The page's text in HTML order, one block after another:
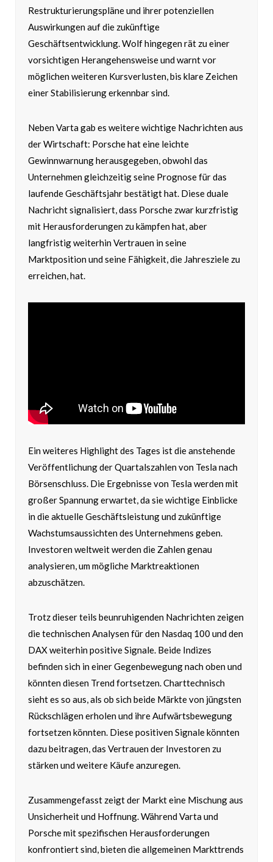
Restrukturierungspläne und ihrer potenziellen
Auswirkungen auf die zukünftige
Geschäftsentwicklung. Wolf hingegen rät zu einer
vorsichtigen Herangehensweise und warnt vor
möglichen weiteren Kursverlusten, bis klare Zeichen
einer Stabilisierung erkennbar sind.
Neben Varta gab es weitere wichtige Nachrichten aus
der Wirtschaft: Porsche hat eine leichte
Gewinnwarnung herausgegeben, obwohl das
Unternehmen gleichzeitig seine Prognose für das
laufende Geschäftsjahr bestätigt hat. Diese duale
Nachricht signalisiert, dass Porsche zwar kurzfristig
mit Herausforderungen zu kämpfen hat, aber
langfristig weiterhin Vertrauen in seine
Marktposition und seine Fähigkeit, die Jahresziele zu
erreichen, hat.
Ein weiteres Highlight des Tages ist die anstehende
Veröffentlichung der Quartalszahlen von Tesla nach
Börsenschluss. Die Ergebnisse von Tesla werden mit
großer Spannung erwartet, da sie wichtige Einblicke
in die aktuelle Geschäftsleistung und zukünftige
Wachstumsaussichten des Unternehmens geben.
Investoren weltweit werden die Zahlen genau
analysieren, um mögliche Marktreaktionen
abzuschätzen.
Trotz dieser teils beunruhigenden Nachrichten zeigen
die technischen Analysen für den Nasdaq 100 und den
DAX weiterhin positive Signale. Beide Indizes
befinden sich in einer Gegenbewegung nach oben und
könnten diesen Trend fortsetzen. Charttechnisch
sieht es so aus, als ob sich beide Märkte von jüngsten
Rückschlägen erholen und ihre Aufwärtsbewegung
fortsetzen könnten. Diese positiven Signale könnten
dazu beitragen, das Vertrauen der Investoren zu
stärken und weitere Käufe anzuregen.
Zusammengefasst zeigt der Markt eine Mischung aus
Unsicherheit und Hoffnung. Während Varta und
Porsche mit spezifischen Herausforderungen
konfrontiert sind, bieten die allgemeinen Markttrends